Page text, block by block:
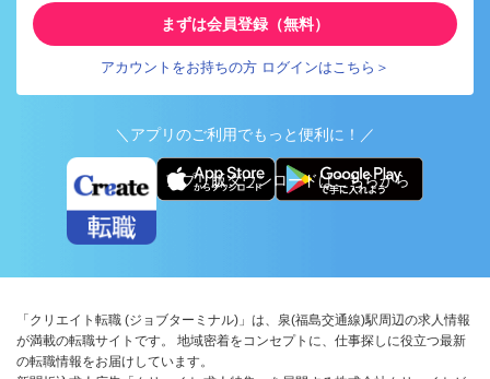
まずは会員登録（無料）
アカウントをお持ちの方 ログインはこちら＞
＼アプリのご利用でもっと便利に！／
アプリ版ダウンロードはこちらから
「クリエイト転職 (ジョブターミナル)」は、泉(福島交通線)駅周辺の求人情報
が満載の転職サイトです。 地域密着をコンセプトに、仕事探しに役立つ最新
の転職情報をお届けしています。